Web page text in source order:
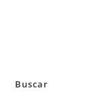
Buscar